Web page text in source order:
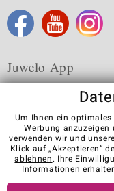
Juwelo App
Karriere AGB
Visit
Um Ihnen ein
Werbung
verwenden wir und
Klick auf „Akzeptieren“
ablehnen. Ihre
Informationen